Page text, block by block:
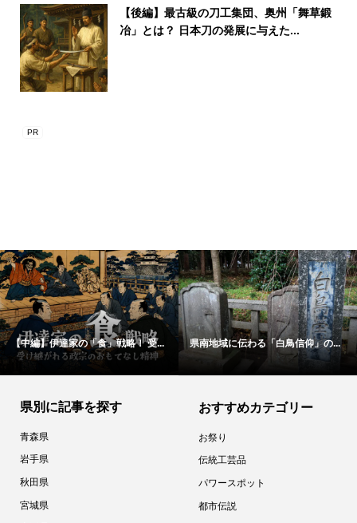
【後編】最古級の刀工集団、奥州「舞草鍛
冶」とは？ 日本刀の発展に与えた...
【中編】伊達家の「食」戦略！ 受... 県南地域に伝わる「白鳥信仰」の...
県別に記事を探す
青森県
岩手県
秋田県
宮城県
おすすめカテゴリー
お祭り
伝統工芸品
パワースポット
都市伝説